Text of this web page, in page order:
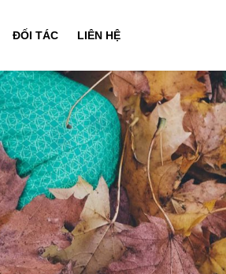
ĐỐI TÁC LIÊN HỆ